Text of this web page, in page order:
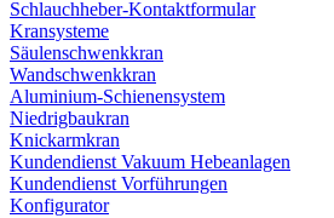
Schlauchheber-Kontaktformular
Kransysteme
Säulenschwenkkran
Wandschwenkkran
Aluminium-Schienensystem
Niedrigbaukran
Knickarmkran
Kundendienst Vakuum Hebeanlagen
Kundendienst Vorführungen
Konfigurator